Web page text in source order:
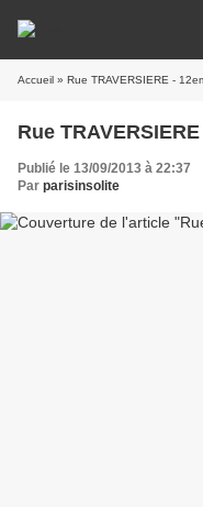
Accueil » Rue TRAVERSIERE -
Rue
Publié le 13/09/2013 à 22:37
Par parisinsolite